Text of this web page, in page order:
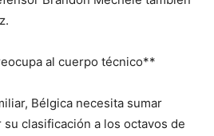
al cuerpo técnico**
Bélgica necesita sumar
clasificación a los octavos de